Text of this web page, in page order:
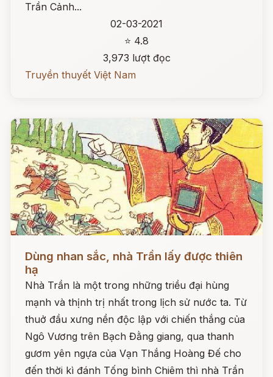
Trần Cảnh...
02-03-2021
⭐ 4.8
3,973 lượt đọc
Truyền thuyết Việt Nam
Dùng nhan sắc, nhà Trần lấy được thiên
hạ
Nhà Trần là một trong những triều đại hùng
mạnh và thịnh trị nhất trong lịch sử nước ta. Từ
thuở đầu xưng nền độc lập với chiến thắng của
Ngô Vương trên Bạch Đằng giang, qua thanh
gươm yên ngựa của Vạn Thắng Hoàng Đế cho
đến thời kì đánh Tống bình Chiêm thì nhà Trần